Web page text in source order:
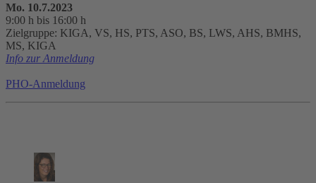
Mo. 10.7.2023
9:00 h bis 16:00 h
Zielgruppe: KIGA, VS, HS, PTS, ASO, BS, LWS, AHS, BMHS,
MS, KIGA
Info zur Anmeldung
PHO-Anmeldung